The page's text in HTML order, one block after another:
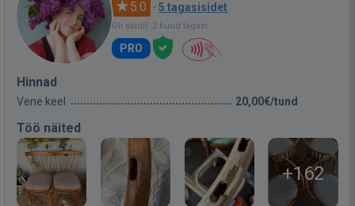
5.0 · 5 tagasisidet
Oli saidil: 2 kuud tagasi
PRO
Hinnad
Vene keel 20,00€/tund
Töö näited
+162